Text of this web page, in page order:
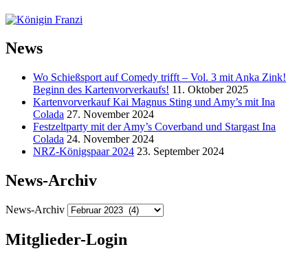
News
Wo Schießsport auf Comedy trifft – Vol. 3 mit Anka Zink!
Beginn des Kartenvorverkaufs! 11. Oktober 2025
Kartenvorverkauf Kai Magnus Sting und Amy’s mit Ina
Colada 27. November 2024
Festzeltparty mit der Amy’s Coverband und Stargast Ina
Colada 24. November 2024
NRZ-Königspaar 2024 23. September 2024
News-Archiv
News-Archiv
Mitglieder-Login